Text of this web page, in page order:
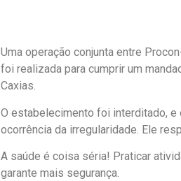
Uma operação conjunta entre
foi realizada para cumprir um
Caxias.
O estabelecimento foi interditado, e
ocorrência da irregularidade. Ele
A saúde é coisa séria! Praticar
garante mais segurança.